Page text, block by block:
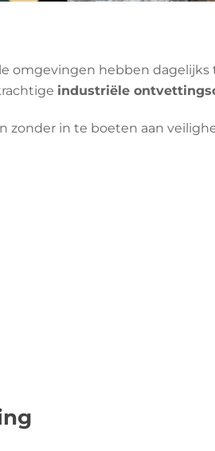
omgevingen hebben
industriële
zonder in te boeten aan